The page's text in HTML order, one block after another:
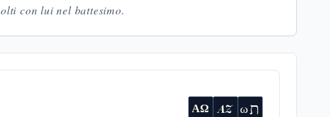
con lui nel battesimo.
ΑΩ AZ ωת